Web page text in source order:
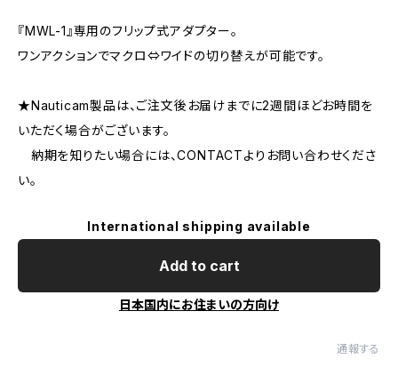
『MWL-1』専用のフリップ式アダプター。
ワンアクションでマクロ⇔ワイドの切り替えが可能です。
★Nauticam製品は、ご注文後お届けまでに2週間ほどお時間を
いただく場合がございます。
納期を知りたい場合には、CONTACTよりお問い合わせくださ
い。
International shipping available
Add to cart
日本国内にお住まいの方向け
通報する